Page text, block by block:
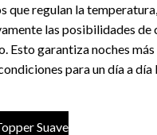
que regulan la
las posibilidades de
Esto garantiza noches
para un día a día
Suave